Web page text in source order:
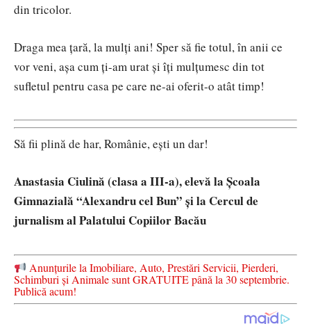
din tricolor.
Draga mea țară, la mulți ani! Sper să fie totul, în anii ce
vor veni, așa cum ți-am urat și îți mulțumesc din tot
sufletul pentru casa pe care ne-ai oferit-o atât timp!
Să fii plină de har, Românie, ești un dar!
Anastasia Ciulină (clasa a III-a), elevă la Școala
Gimnazială “Alexandru cel Bun” și la Cercul de
jurnalism al Palatului Copiilor Bacău
Anunțurile la Imobiliare, Auto, Prestări Servicii, Pierderi,
Schimburi și Animale sunt GRATUITE până la 30 septembrie.
Publică acum!